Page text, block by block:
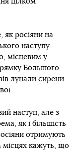
як росіяни на
наступу.
місцевим у
Большого
лунали сирени
наступ, але з
як і більшість
отримують
місцях кажуть, що